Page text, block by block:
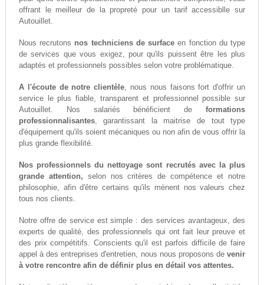
offrant le meilleur de la propreté pour un tarif accessiblle sur
Autouillet.
Nous recrutons nos techniciens de surface en fonction du type
de services que vous exigez, pour qu'ils puissent être les plus
adaptés et professionnels possibles selon votre problématique.
A l'écoute de notre clientèle, nous nous faisons fort d'offrir un
service le plus fiable, transparent et professionnel possible sur
Autouillet. Nos salariés bénéficient deformations
professionnalisantes, garantissant la maitrise de tout type
d'équipement qu'ils soient mécaniques ou non afin de vous offrir la
plus grande flexibilité.
Nos professionnels du nettoyage sont recrutés avec la plus
grande attention, selon nos critères de compétence et notre
philosophie, afin d'être certains qu'ils mènent nos valeurs chez
tous nos clients.
Notre offre de service est simple : des services avantageux, des
experts de qualité, des professionnels qui ont fait leur preuve et
des prix compétitifs. Conscients qu'il est parfois difficile de faire
appel à des entreprises d'entretien, nous nous proposons devenir
à votre rencontre afin de définir plus en détail vos attentes.